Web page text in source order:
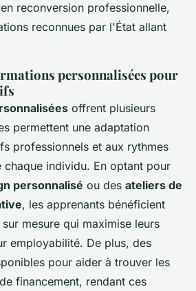
reconversion professionnelle,
reconnues par l'État allant
personnalisées pour
offrent plusieurs
permettent une adaptation
professionnels et aux rythmes
individu. En optant pour
personnalisé ou des ateliers de
, les apprenants bénéficient
mesure qui maximise leurs
employabilité. De plus, des
pour aider à trouver les
financement, rendant ces